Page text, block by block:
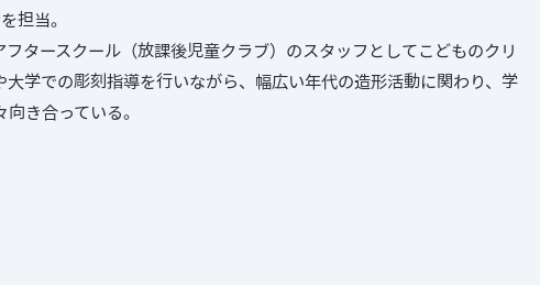
担当。
タースクール（放課後児童クラブ）のスタッフとしてこどものクリ
学での彫刻指導を行いながら、幅広い年代の造形活動に関わり、学
き合っている。